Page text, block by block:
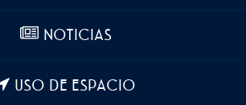
NOTICIAS
USO DE ESPACIO